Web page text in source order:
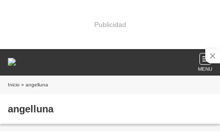
Publicidad
MENU
Inicio » angelluna
angelluna